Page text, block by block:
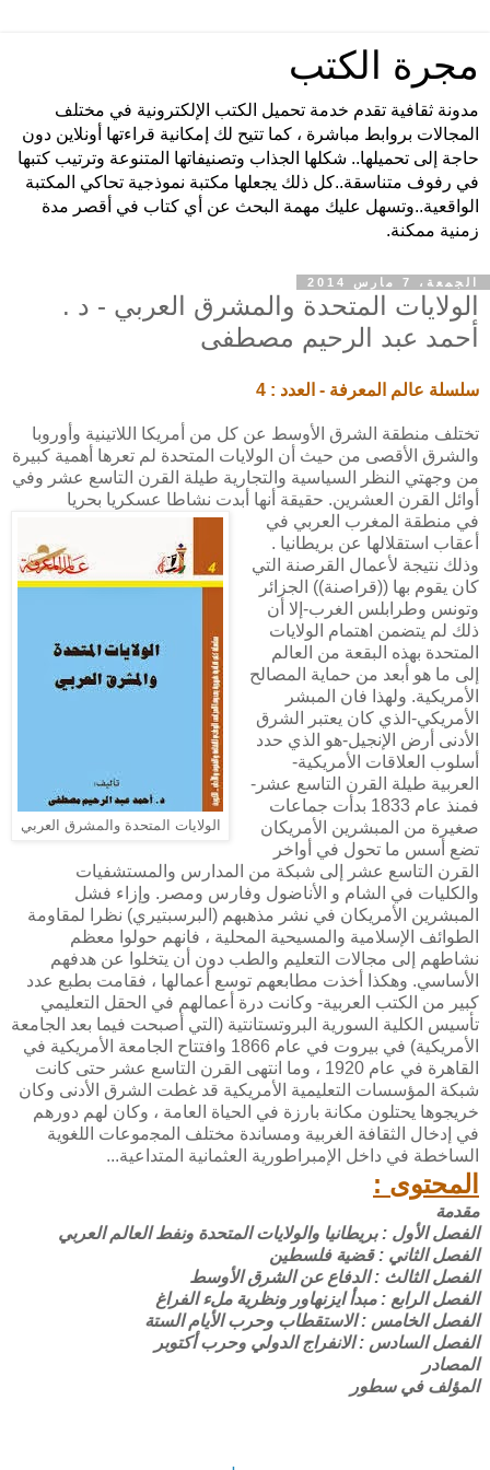
مجرة الكتب
مدونة ثقافية تقدم خدمة تحميل الكتب الإلكترونية في مختلف
المجالات بروابط مباشرة ، كما تتيح لك إمكانية قراءتها أونلاين دون
حاجة إلى تحميلها.. شكلها الجذاب وتصنيفاتها المتنوعة وترتيب كتبها
في رفوف متناسقة..كل ذلك يجعلها مكتبة نموذجية تحاكي المكتبة
الواقعية..وتسهل عليك مهمة البحث عن أي كتاب في أقصر مدة
زمنية ممكنة.
الجمعة، 7 مارس 2014
الولايات المتحدة والمشرق العربي - د .
أحمد عبد الرحيم مصطفى
سلسلة عالم المعرفة - العدد : 4
تختلف منطقة الشرق الأوسط عن كل من أمريكا اللاتينية وأوروبا
والشرق الأقصى من حيث أن الولايات المتحدة لم تعرها أهمية كبيرة
من وجهتي النظر السياسية والتجارية طيلة القرن التاسع عشر وفي
أوائل القرن العشرين. حقيقة أنها أبدت نشاطا عسكريا بحريا
الولايات المتحدة والمشرق العربي
في منطقة المغرب العربي في
أعقاب استقلالها عن بريطانيا .
وذلك نتيجة لأعمال القرصنة التي
كان يقوم بها ((قراصنة)) الجزائر
وتونس وطرابلس الغرب-إلا أن
ذلك لم يتضمن اهتمام الولايات
المتحدة بهذه البقعة من العالم
إلى ما هو أبعد من حماية المصالح
الأمريكية. ولهذا فان المبشر
الأمريكي-الذي كان يعتبر الشرق
الأدنى أرض الإنجيل-هو الذي حدد
أسلوب العلاقات الأمريكية-
العربية طيلة القرن التاسع عشر-
فمنذ عام 1833 بدأت جماعات
صغيرة من المبشرين الأمريكان
تضع أسس ما تحول في أواخر
القرن التاسع عشر إلى شبكة من المدارس والمستشفيات
والكليات في الشام و الأناضول وفارس ومصر. وإزاء فشل
المبشرين الأمريكان في نشر مذهبهم (البرسبتيري) نظرا لمقاومة
الطوائف الإسلامية والمسيحية المحلية ، فانهم حولوا معظم
نشاطهم إلى مجالات التعليم والطب دون أن يتخلوا عن هدفهم
الأساسي. وهكذا أخذت مطابعهم توسع أعمالها ، فقامت بطبع عدد
كبير من الكتب العربية- وكانت درة أعمالهم في الحقل التعليمي
تأسيس الكلية السورية البروتستانتية (التي أصبحت فيما بعد الجامعة
الأمريكية) في بيروت في عام 1866 وافتتاح الجامعة الأمريكية في
القاهرة في عام 1920 ، وما انتهى القرن التاسع عشر حتى كانت
شبكة المؤسسات التعليمية الأمريكية قد غطت الشرق الأدنى وكان
خريجوها يحتلون مكانة بارزة في الحياة العامة ، وكان لهم دورهم
في إدخال الثقافة الغربية ومساندة مختلف اﻟﻤﺠموعات اللغوية
الساخطة في داخل الإمبراطورية العثمانية المتداعية...
المحتوى :
مقدمة
الفصل الأول : بريطانيا والولايات المتحدة ونفط العالم العربي
الفصل الثاني : قضية فلسطين
الفصل الثالث : الدفاع عن الشرق الأوسط
الفصل الرابع : مبدأ ايزنهاور ونظرية ملء الفراغ
الفصل الخامس : الاستقطاب وحرب الأيام الستة
الفصل السادس : الانفراج الدولي وحرب أكتوبر
المصادر
المؤلف في سطور